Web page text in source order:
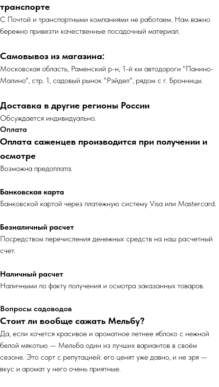
транспорте
С Почтой и транспортными компаниями не работаем. Нам важно
бережно привезти качественные посадочный материал.
Самовывоз из магазина:
Московская область, Раменский р-н, 1-й км автодороги "Панино-
Малино", стр. 1, садовый рынок "Рэйдел", рядом с г. Бронницы.
Доставка в другие регионы России
Обсуждается индивидуально.
Оплата
Оплата саженцев производится при получении и
осмотре
Возможна предоплата.
Банковская карта
Банковской картой через платежную систему Visa или Mastercard.
Безналичный расчет
Посредством перечисления денежных средств на наш расчетный
счет.
Наличный расчет
Наличными по факту получения и осмотра заказанных товаров.
Вопросы садоводов
Стоит ли вообще сажать Мельбу?
Да, если хочется красивое и ароматное летнее яблоко с нежной
белой мякотью — Мельба один из лучших вариантов в своём
сезоне. Это сорт с репутацией: его ценят уже давно, и не зря —
вкус и аромат у него очень приятные.